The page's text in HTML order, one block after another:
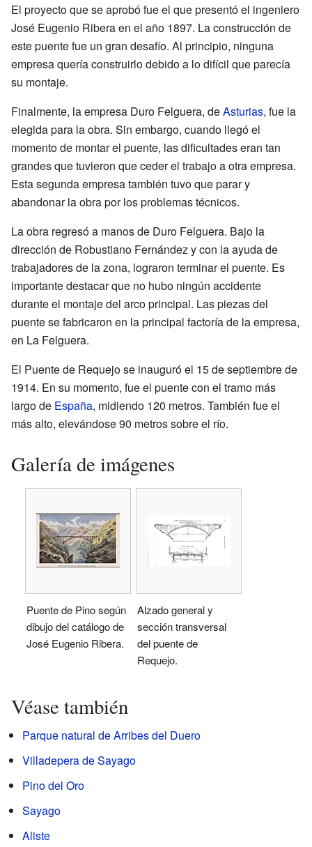
El proyecto que se aprobó fue el que presentó el ingeniero
José Eugenio Ribera en el año 1897. La construcción de
este puente fue un gran desafío. Al principio, ninguna
empresa quería construirlo debido a lo difícil que parecía
su montaje.
Finalmente, la empresa Duro Felguera, deAsturias, fue la
elegida para la obra. Sin embargo, cuando llegó el
momento de montar el puente, las dificultades eran tan
grandes que tuvieron que ceder el trabajo a otra empresa.
Esta segunda empresa también tuvo que parar y
abandonar la obra por los problemas técnicos.
La obra regresó a manos de Duro Felguera. Bajo la
dirección de Robustiano Fernández y con la ayuda de
trabajadores de la zona, lograron terminar el puente. Es
importante destacar que no hubo ningún accidente
durante el montaje del arco principal. Las piezas del
puente se fabricaron en la principal factoría de la empresa,
en La Felguera.
El Puente de Requejo se inauguró el 15 de septiembre de
1914. En su momento, fue el puente con el tramo más
largo de España, midiendo 120 metros. También fue el
más alto, elevándose 90 metros sobre el río.
Galería de imágenes
Puente de Pino según
dibujo del catálogo de
José Eugenio Ribera.
Alzado general y
sección transversal
del puente de
Requejo.
Véase también
Parque natural de Arribes del Duero
Villadepera de Sayago
Pino del Oro
Sayago
Aliste